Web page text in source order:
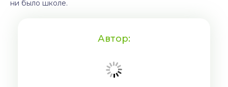
ни было школе.
Автор: